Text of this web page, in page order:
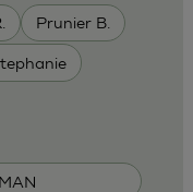
Prunier B.